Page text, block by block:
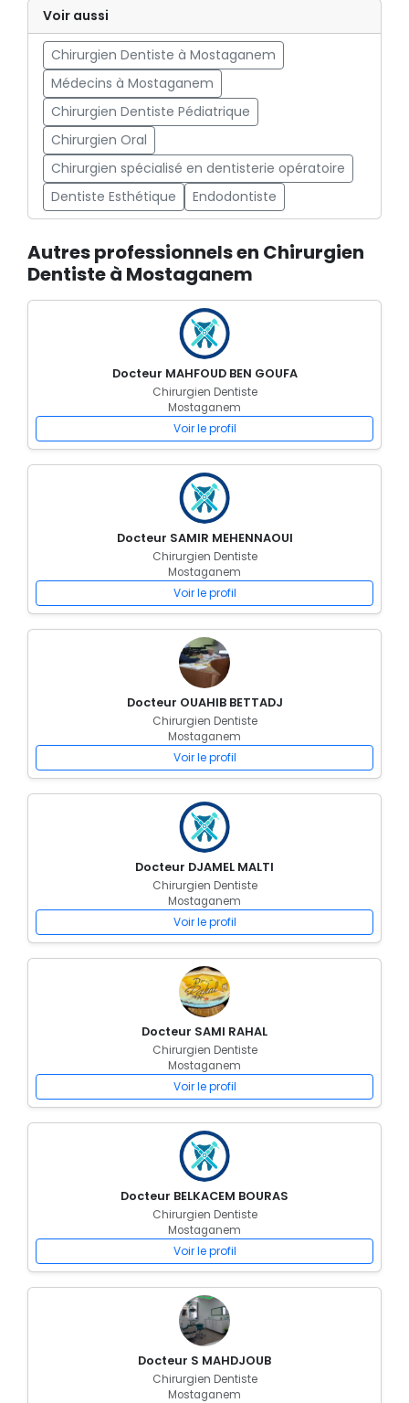
Voir aussi
Chirurgien Dentiste à Mostaganem
Médecins à Mostaganem
Chirurgien Dentiste Pédiatrique
Chirurgien Oral
Chirurgien spécialisé en dentisterie opératoire
Dentiste Esthétique
Endodontiste
Autres professionnels en Chirurgien
Dentiste à Mostaganem
Docteur MAHFOUD BEN GOUFA
Chirurgien Dentiste
Mostaganem
Voir le profil
Docteur SAMIR MEHENNAOUI
Chirurgien Dentiste
Mostaganem
Voir le profil
Docteur OUAHIB BETTADJ
Chirurgien Dentiste
Mostaganem
Voir le profil
Docteur DJAMEL MALTI
Chirurgien Dentiste
Mostaganem
Voir le profil
Docteur SAMI RAHAL
Chirurgien Dentiste
Mostaganem
Voir le profil
Docteur BELKACEM BOURAS
Chirurgien Dentiste
Mostaganem
Voir le profil
Docteur S MAHDJOUB
Chirurgien Dentiste
Mostaganem